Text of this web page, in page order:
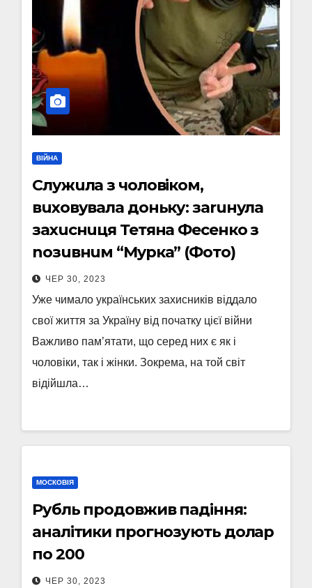
ВІЙНА
Служuла з чоловіком,
вuховувала доньку: заruнула
захuснuця Тетяна Фесенко з
nозuвнuм “Мypка” (Фото)
ЧЕР 30, 2023
Уже чимало українських захисників віддало
свої життя за Україну від початку цієї війни
Важливо пам’ятати, що серед них є як і
чоловіки, так і жінки. Зокрема, на той світ
відійшла…
МОСКОВІЯ
Рубль продовжив падіння:
аналітики прогнозують долар
по 200
ЧЕР 30, 2023